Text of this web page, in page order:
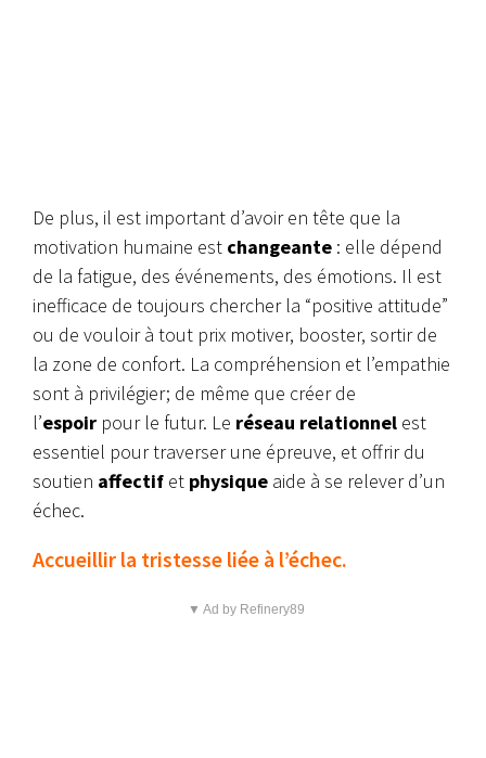
De plus, il est important d’avoir en tête que la
motivation humaine est changeante : elle dépend
de la fatigue, des événements, des émotions. Il est
inefficace de toujours chercher la “positive attitude”
ou de vouloir à tout prix motiver, booster, sortir de
la zone de confort. La compréhension et l’empathie
sont à privilégier; de même que créer de
l’espoir pour le futur. Le réseau relationnel est
essentiel pour traverser une épreuve, et offrir du
soutien affectif et physique aide à se relever d’un
échec.
Accueillir la tristesse liée à l’échec.
▼ Ad by Refinery89